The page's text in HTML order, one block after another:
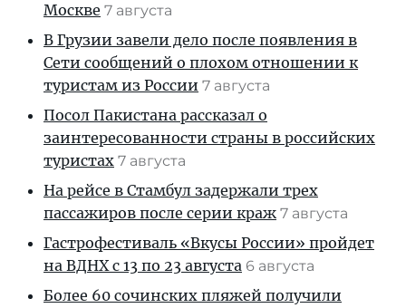
Москве 7 августа
В Грузии завели дело после появления в
Сети сообщений о плохом отношении к
туристам из России 7 августа
Посол Пакистана рассказал о
заинтересованности страны в российских
туристах 7 августа
На рейсе в Стамбул задержали трех
пассажиров после серии краж 7 августа
Гастрофестиваль «Вкусы России» пройдет
на ВДНХ с 13 по 23 августа 6 августа
Более 60 сочинских пляжей получили